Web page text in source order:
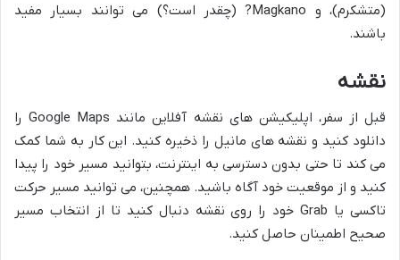
(متشکرم)، و Magkano? (چقدر است؟) می توانند بسیار مفید
باشند.
نقشه
قبل از سفر، اپلیکیشن های نقشه آفلاین مانند Google Maps را
دانلود کنید و نقشه های مانیل را ذخیره کنید. این کار به شما کمک
می کند تا حتی بدون دسترسی به اینترنت، بتوانید مسیر خود را پیدا
کنید و از موقعیت خود آگاه باشید. همچنین، می توانید مسیر حرکت
تاکسی یا Grab خود را روی نقشه دنبال کنید تا از انتخاب مسیر
صحیح اطمینان حاصل کنید.